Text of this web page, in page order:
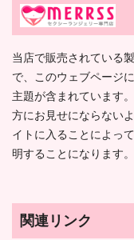
当店で販売されている
で、このウェブページ
主題が含まれています
方にお見せにならない
イトに入ることによっ
明することになります。
関連リンク